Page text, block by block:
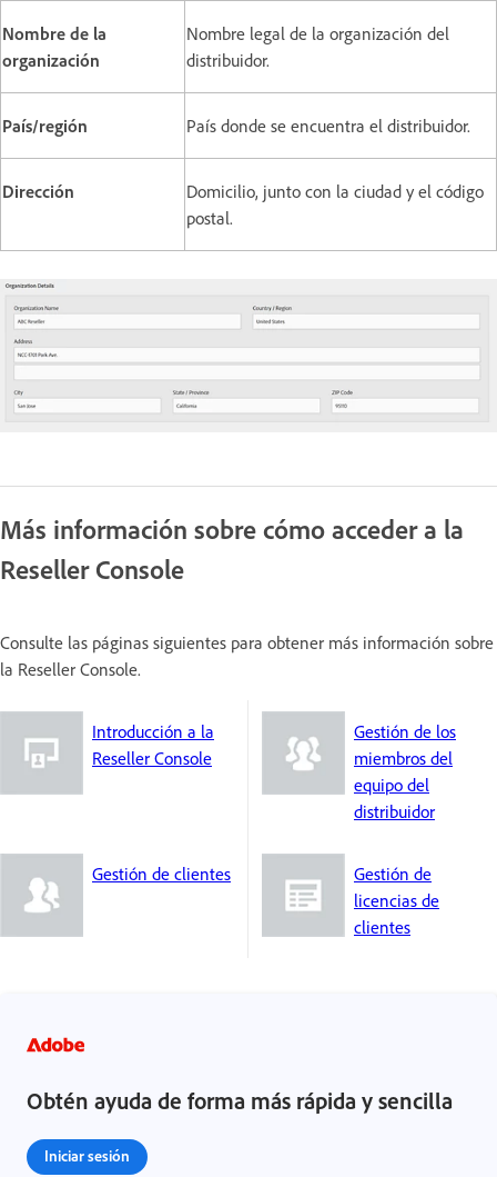
Nombre de la
organización
Nombre legal de la organización del
distribuidor.
País/región País donde se encuentra el distribuidor.
Dirección
Domicilio, junto con la ciudad y el código
postal.
Más información sobre cómo acceder a la
Reseller Console
Consulte las páginas siguientes para obtener más información sobre
la Reseller Console.
Introducción a la
Reseller Console
Gestión de los
miembros del
equipo del
distribuidor
Gestión de clientes
Gestión de
licencias de
clientes
Obtén ayuda de forma más rápida y sencilla
Iniciar sesión